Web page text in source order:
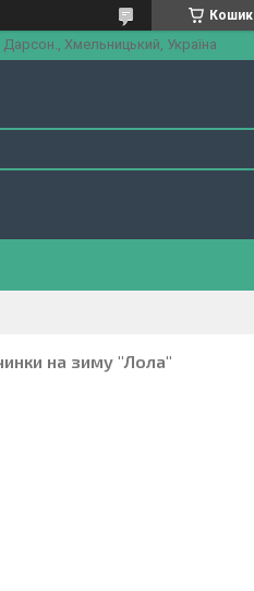
Кошик
Хмельницький, Україна
на зиму "Лола"